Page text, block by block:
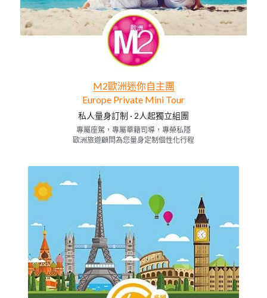
橙線「聖地之旅」7天
黃線「熱情西葡」7天
啡線「巴爾幹半島」7天
粉線「冰川峽灣」7天
聖誕 -摩洛哥異域迷情9天
英國北愛爾蘭+蘇格蘭+英格蘭6天
2026冰島6日深度遊
2027(第1季度)冰島6日遊
冰島8日環島之旅
希臘7日深度遊
義大利「意猶未盡」7日
土耳其經典8日遊
美東經典6天遊
美西豪華10天
發展歷史
M2歐洲迷你自主團
Europe Private Mini Tour
私人量身訂制 · 2人起獨立組團
專屬座駕，專屬華籍司導，專榮私隱
歐洲旅遊顧問為您量身定制個性化行程